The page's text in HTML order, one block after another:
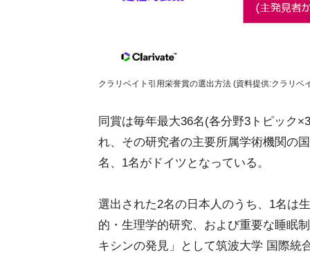
クラリベイト引用栄誉賞の選出方法 (資料提供:クラリベ
同賞は毎年最大36名(各分野3トピック
れ、その研究者の主要所属学術機関の
名、1名がドイツとなっている。
選出された2名の日本人のうち、1名は
的・生理学的研究、および重要な睡眠
キシンの発見」として筑波大学 国際統